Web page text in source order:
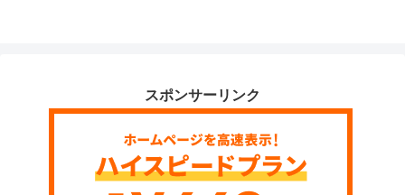
スポンサーリンク